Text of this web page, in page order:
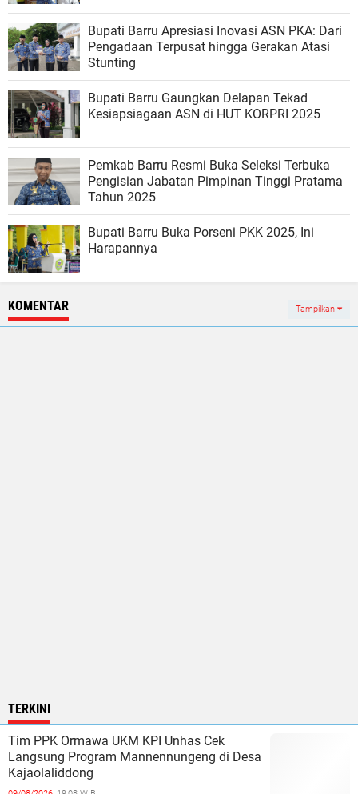
Bupati Barru Apresiasi Inovasi ASN PKA: Dari
Pengadaan Terpusat hingga Gerakan Atasi
Stunting
Bupati Barru Gaungkan Delapan Tekad
Kesiapsiagaan ASN di HUT KORPRI 2025
Pemkab Barru Resmi Buka Seleksi Terbuka
Pengisian Jabatan Pimpinan Tinggi Pratama
Tahun 2025
Bupati Barru Buka Porseni PKK 2025, Ini
Harapannya
KOMENTAR Tampilkan
TERKINI
Tim PPK Ormawa UKM KPI Unhas Cek
Langsung Program Mannennungeng di Desa
Kajaolaliddong